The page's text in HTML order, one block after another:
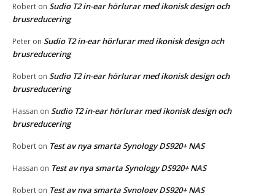
Robert on Sudio T2 in-ear hörlurar med ikonisk design och
brusreducering
Peter on Sudio T2 in-ear hörlurar med ikonisk design och
brusreducering
Robert on Sudio T2 in-ear hörlurar med ikonisk design och
brusreducering
Hassan on Sudio T2 in-ear hörlurar med ikonisk design och
brusreducering
Robert on Test av nya smarta Synology DS920+ NAS
Hassan on Test av nya smarta Synology DS920+ NAS
Robert on Test av nya smarta Synology DS920+ NAS